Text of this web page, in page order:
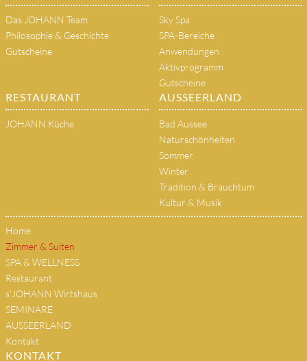
Das JOHANN Team
Philosophie & Geschichte
Gutscheine
Sky Spa
SPA-Bereiche
Anwendungen
Aktivprogramm
Gutscheine
RESTAURANT
JOHANN Küche
AUSSEERLAND
Bad Aussee
Naturschönheiten
Sommer
Winter
Tradition & Brauchtum
Kultur & Musik
Home
Zimmer & Suiten
SPA & WELLNESS
Restaurant
s'JOHANN Wirtshaus
SEMINARE
AUSSEERLAND
Kontakt
KONTAKT